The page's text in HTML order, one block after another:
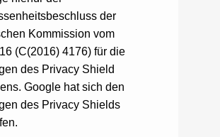
der
Kommission vom
(C(2016) 4176) für die
des Privacy Shield
Google hat sich den
des Privacy Shields